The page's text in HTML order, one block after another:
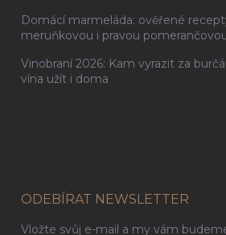
Domácí marmeláda: ověřené
meruňkovou i pravou
Vinobraní 2026: Kam vyrazit za
vína užít i doma
ODEBÍRAT NEWSLETTER
Vložte svůj e-mail a my vám